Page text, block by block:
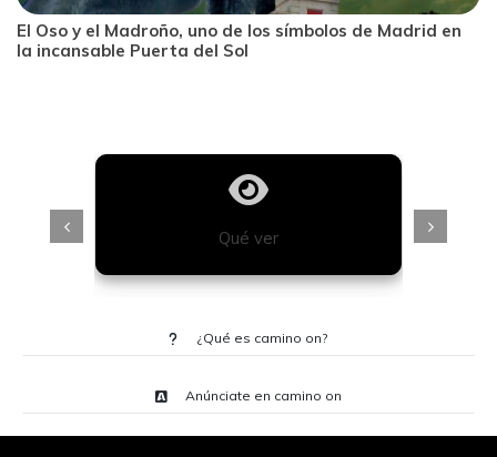
El Oso y el Madroño, uno de los símbolos de Madrid en
la incansable Puerta del Sol
Qué ver
¿Qué es camino on?
Anúnciate en camino on